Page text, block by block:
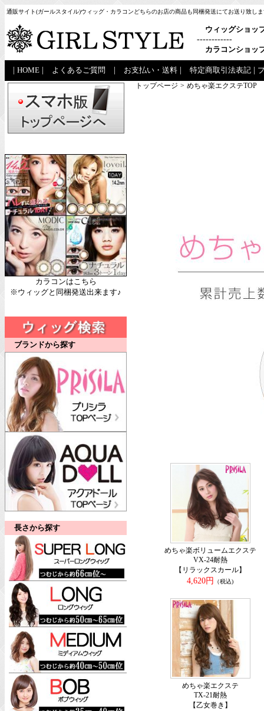
通販サイト(ガールスタイル)ウィッグ・カラコンどちらのお店の商品も同梱発送にてお送り致し
ウィッグショッ
------------
カラコンショッ
HOME よくあるご質問 お支払い・送料 特定商取引法表記
カラコンはこちら
※ウィッグと同梱発送出来ます♪
ブランドから探す
長さから探す
トップページ > めちゃ楽エクステTOP
めちゃ楽ボリュームエクステ
VX-24耐熱
【リラックスカール】
4,620円
（税込)
めちゃ楽エクステ
TX-21耐熱
【乙女巻き】